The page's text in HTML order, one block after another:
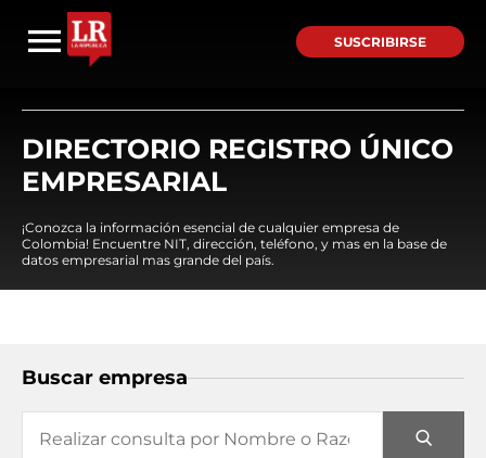
SUSCRIBIRSE
DIRECTORIO REGISTRO ÚNICO
EMPRESARIAL
¡Conozca la información esencial de cualquier empresa de
Colombia! Encuentre NIT, dirección, teléfono, y mas en la base de
datos empresarial mas grande del país.
Buscar empresa